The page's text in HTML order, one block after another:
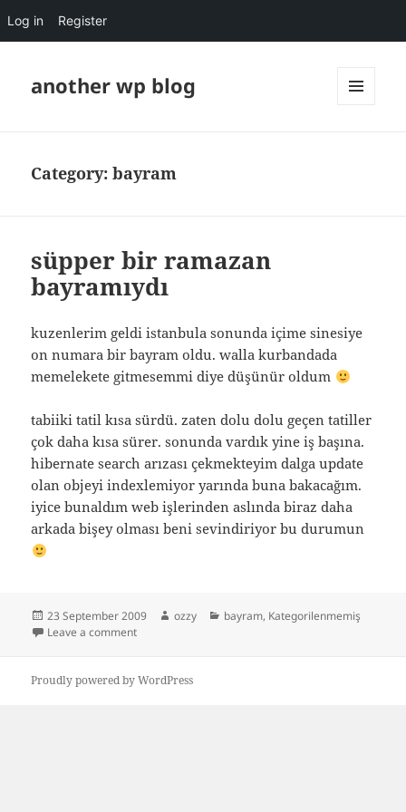
Log in Register
another wp blog
Category:bayram
süpper bir ramazan
bayramıydı
kuzenlerim geldi istanbula sonunda içime sinesiye
on numara bir bayram oldu. walla kurbandada
memelekete gitmesemmi diye düşünür oldum
tabiiki tatil kısa sürdü. zaten dolu dolu geçen tatiller
çok daha kısa sürer. sonunda vardık yine iş başına.
hibernate search arızası çekmekteyim dalga update
olan objeyi indexlemiyor yarında buna bakacağım.
iyice bunaldım web işlerinden aslında biraz daha
arkada bişey olması beni sevindiriyor bu durumun
Posted
on
23 September 2009 Author
ozzy Categories
bayram, Kategorilenmemiş
Leave a commenton süpper bir ramazan bayramıydı
Proudly powered by WordPress